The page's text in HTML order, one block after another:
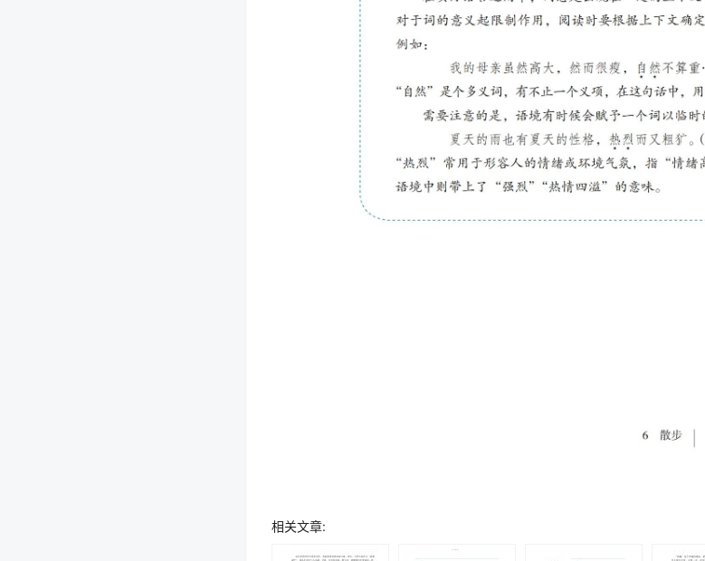
相关文章: